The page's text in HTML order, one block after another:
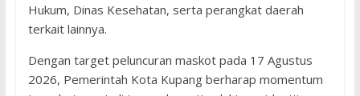
Hukum, Dinas Kesehatan, serta perangkat daerah
terkait lainnya.
Dengan target peluncuran maskot pada 17 Agustus
2026, Pemerintah Kota Kupang berharap momentum